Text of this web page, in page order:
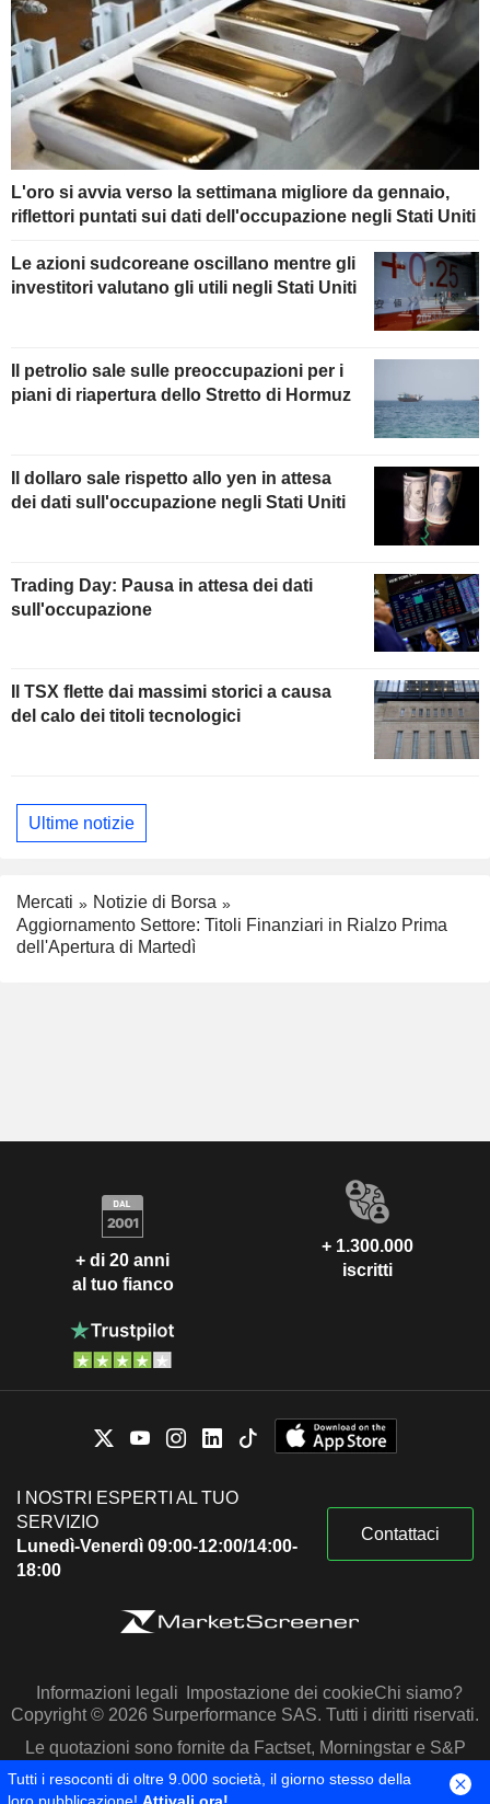
L'oro si avvia verso la settimana migliore da gennaio,
riflettori puntati sui dati dell'occupazione negli Stati Uniti
Le azioni sudcoreane oscillano mentre gli
investitori valutano gli utili negli Stati Uniti
Il petrolio sale sulle preoccupazioni per i
piani di riapertura dello Stretto di Hormuz
Il dollaro sale rispetto allo yen in attesa
dei dati sull'occupazione negli Stati Uniti
Trading Day: Pausa in attesa dei dati
sull'occupazione
Il TSX flette dai massimi storici a causa
del calo dei titoli tecnologici
Ultime notizie
Mercati
Notizie di Borsa
Aggiornamento Settore: Titoli Finanziari in Rialzo Prima
dell'Apertura di Martedì
+ di 20 anni
al tuo fianco
+ 1.300.000
iscritti
I NOSTRI ESPERTI AL TUO
SERVIZIO
Lunedì-Venerdì 09:00-12:00/14:00-
18:00
Contattaci
Informazioni legali Impostazione dei cookieChi siamo?
Copyright © 2026 Surperformance SAS. Tutti i diritti riservati.
Le quotazioni sono fornite da Factset, Morningstar e S&P
Capital IQ
Tutti i resoconti di oltre 9.000 società, il giorno stesso della